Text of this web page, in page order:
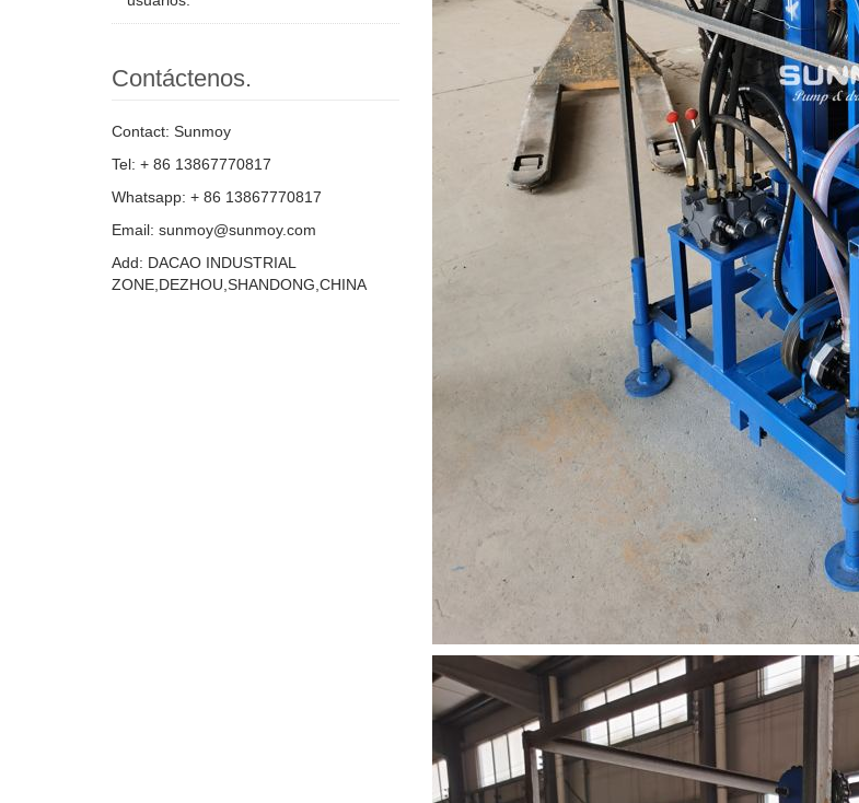
Contáctenos.
Contact: Sunmoy
Tel: + 86 13867770817
Whatsapp: + 86 13867770817
Email: sunmoy@sunmoy.com
Add: DACAO INDUSTRIAL
ZONE,DEZHOU,SHANDONG,CHINA